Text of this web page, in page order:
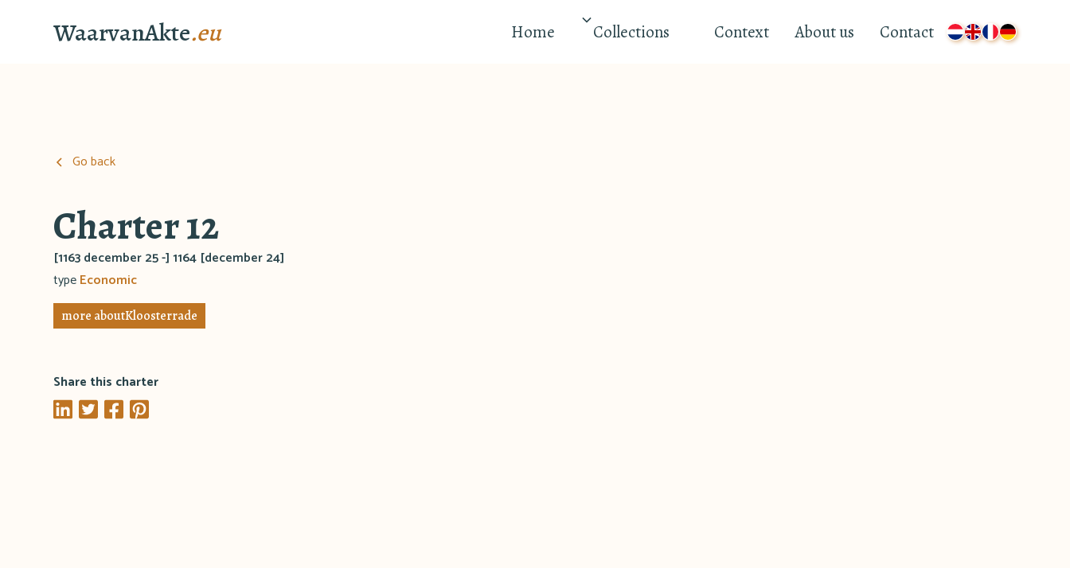
WaarvanAkte.eu Home Collections Context About us Contact
Go back
Charter 12
[1163 december 25 -] 1164 [december 24]
typeEconomic
more aboutKloosterrade
Share this charter